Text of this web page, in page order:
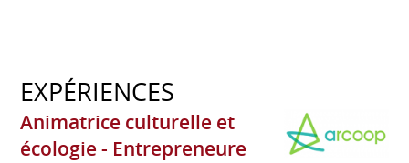
EXPÉRIENCES
Animatrice culturelle et
écologie - Entrepreneure